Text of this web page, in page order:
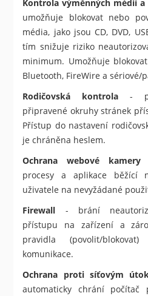
Kontrola výměnných médií
umožňuje blokovat nebo
média, jako jsou CD, DVD,
tím snižuje riziko
minimum. Umožňuje
Bluetooth, FireWire a sériové/
Rodičovská kontrola -
připravené okruhy stránek
Přístup do nastavení
je chráněna heslem.
Ochrana webové kamery
procesy a aplikace běžící
uživatele na nevyžádané
Firewall - brání
přístupu na zařízení a
pravidla (povolit/
komunikace.
Ochrana proti síťovým
automaticky chrání počítač